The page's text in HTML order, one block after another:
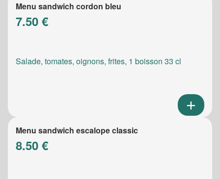
Menu sandwich cordon bleu
7.50 €
Salade, tomates, oignons, frites, 1 boisson 33 cl
Menu sandwich escalope classic
8.50 €